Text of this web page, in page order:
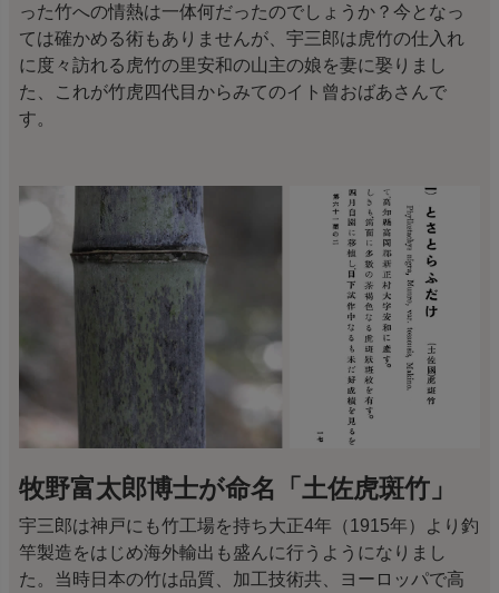
った竹への情熱は一体何だったのでしょうか？今となっ
ては確かめる術もありませんが、宇三郎は虎竹の仕入れ
に度々訪れる虎竹の里安和の山主の娘を妻に娶りまし
た、これが竹虎四代目からみてのイト曾おばあさんで
す。
牧野富太郎博士が命名「土佐虎斑竹」
宇三郎は神戸にも竹工場を持ち大正4年（1915年）より釣
竿製造をはじめ海外輸出も盛んに行うようになりまし
た。当時日本の竹は品質、加工技術共、ヨーロッパで高